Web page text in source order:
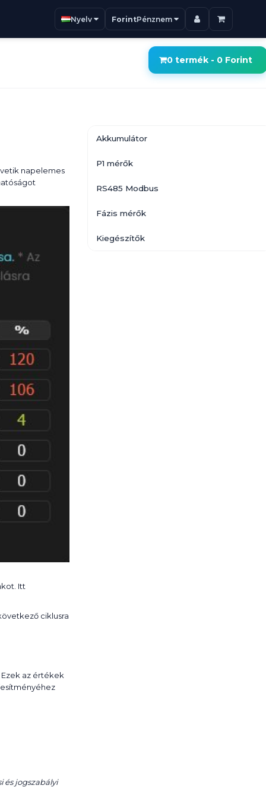
Nyelv ForintPénznem
0 termék - 0 Forint
napelemes
Itt
ciklusra
az értékek
és jogszabályi
Akkumulátor
P1 mérők
RS485 Modbus
Fázis mérők
Kiegészítők